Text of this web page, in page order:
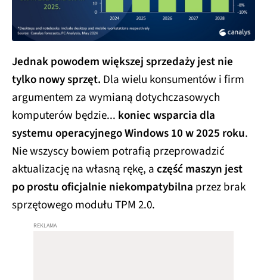
Jednak powodem większej sprzedaży jest nie
tylko nowy sprzęt. Dla wielu konsumentów i firm
argumentem za wymianą dotychczasowych
komputerów będzie... koniec wsparcia dla
systemu operacyjnego Windows 10 w 2025 roku.
Nie wszyscy bowiem potrafią przeprowadzić
aktualizację na własną rękę, aczęść maszyn jest
po prostu oficjalnie niekompatybilna przez brak
sprzętowego modułu TPM 2.0.